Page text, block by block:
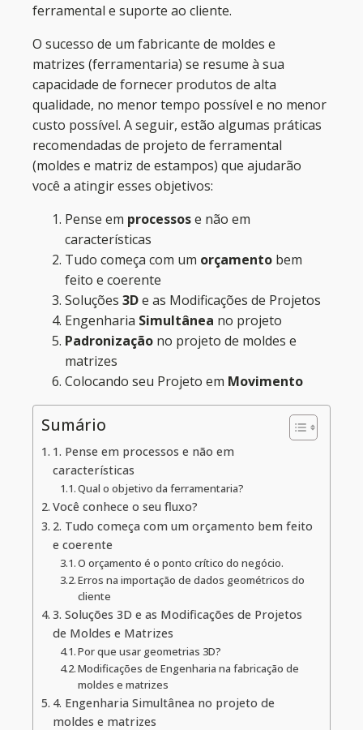
ferramental e suporte ao cliente.
O sucesso de um fabricante de moldes e
matrizes (ferramentaria) se resume à sua
capacidade de fornecer produtos de alta
qualidade, no menor tempo possível e no menor
custo possível. A seguir, estão algumas práticas
recomendadas de projeto de ferramental
(moldes e matriz de estampos) que ajudarão
você a atingir esses objetivos:
Pense em processose não em
características
Tudo começa com um orçamento bem
feito e coerente
Soluções 3De as Modificações de Projetos
Engenharia Simultânea no projeto
Padronização no projeto de moldes e
matrizes
Colocando seu Projeto em Movimento
Sumário
1. Pense em processos e não em
características
Qual o objetivo da ferramentaria?
Você conhece o seu fluxo?
2. Tudo começa com um orçamento bem feito
e coerente
O orçamento é o ponto crítico do negócio.
Erros na importação de dados geométricos do
cliente
3. Soluções 3D e as Modificações de Projetos
de Moldes e Matrizes
Por que usar geometrias 3D?
Modificações de Engenharia na fabricação de
moldes e matrizes
4. Engenharia Simultânea no projeto de
moldes e matrizes